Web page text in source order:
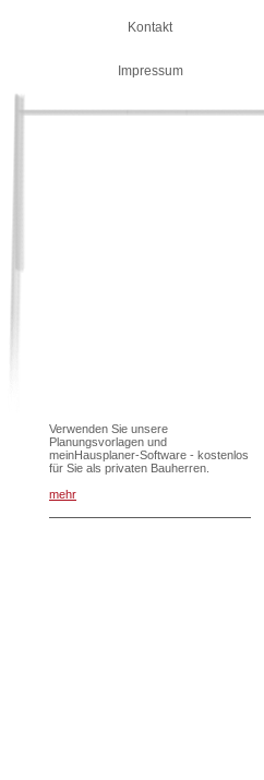
Kontakt
Impressum
Verwenden Sie unsere
Planungsvorlagen und
meinHausplaner-Software - kostenlos
für Sie als privaten Bauherren.
mehr